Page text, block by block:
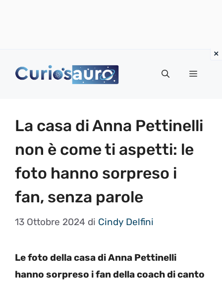
Menu
La casa di Anna Pettinelli
non è come ti aspetti: le
foto hanno sorpreso i
fan, senza parole
13 Ottobre 2024 di Cindy Delfini
Le foto della casa di Anna Pettinelli
hanno sorpreso i fan della coach di canto